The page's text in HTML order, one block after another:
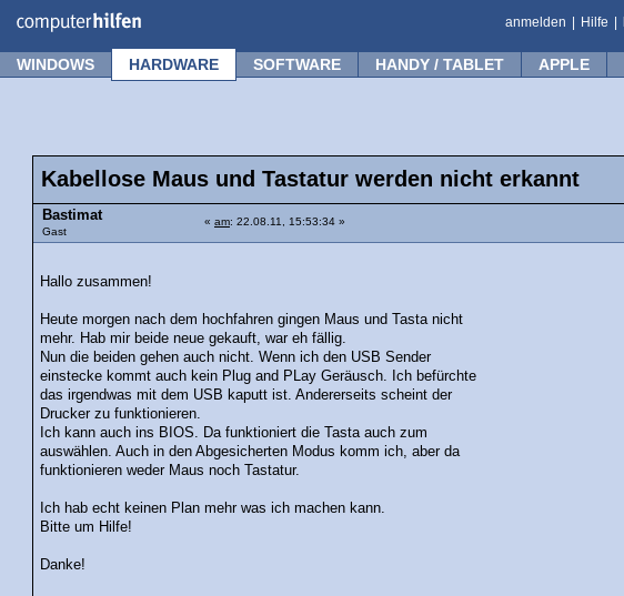
anmelden Hilfe
WINDOWS HARDWARE SOFTWARE HANDY / TABLET APPLE
Kabellose Maus und Tastatur werden nicht erkannt
Bastimat
Gast
« am: 22.08.11, 15:53:34 »
Hallo zusammen!
Heute morgen nach dem hochfahren gingen Maus und Tasta nicht
mehr. Hab mir beide neue gekauft, war eh fällig.
Nun die beiden gehen auch nicht. Wenn ich den USB Sender
einstecke kommt auch kein Plug and PLay Geräusch. Ich befürchte
das irgendwas mit dem USB kaputt ist. Andererseits scheint der
Drucker zu funktionieren.
Ich kann auch ins BIOS. Da funktioniert die Tasta auch zum
auswählen. Auch in den Abgesicherten Modus komm ich, aber da
funktionieren weder Maus noch Tastatur.
Ich hab echt keinen Plan mehr was ich machen kann.
Bitte um Hilfe!
Danke!